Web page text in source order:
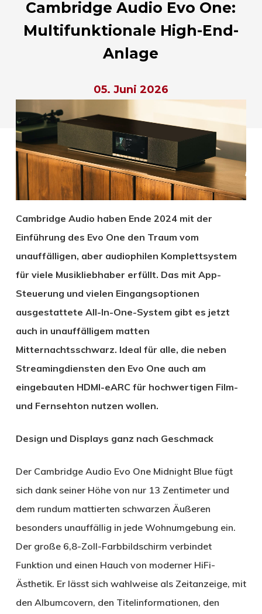
Cambridge Audio Evo One:
Multifunktionale High-End-
Anlage
05. Juni 2026
Cambridge Audio haben Ende 2024 mit der
Einführung des Evo One den Traum vom
unauffälligen, aber audiophilen Komplettsystem
für viele Musikliebhaber erfüllt. Das mit App-
Steuerung und vielen Eingangsoptionen
ausgestattete All-In-One-System gibt es jetzt
auch in unauffälligem matten
Mitternachtsschwarz. Ideal für alle, die neben
Streamingdiensten den Evo One auch am
eingebauten HDMI-eARC für hochwertigen Film-
und Fernsehton nutzen wollen.
Design und Displays ganz nach Geschmack
Der Cambridge Audio Evo One Midnight Blue fügt
sich dank seiner Höhe von nur 13 Zentimeter und
dem rundum mattierten schwarzen Äußeren
besonders unauffällig in jede Wohnumgebung ein.
Der große 6,8-Zoll-Farbbildschirm verbindet
Funktion und einen Hauch von moderner HiFi-
Ästhetik. Er lässt sich wahlweise als Zeitanzeige, mit
den Albumcovern, den Titelinformationen, den